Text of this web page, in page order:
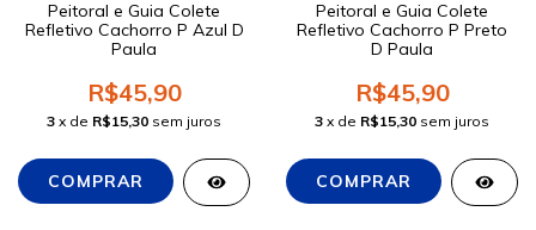
Peitoral e Guia Colete
Refletivo Cachorro P Azul D
Paula
R$45,90
3 x de R$15,30 sem juros
Peitoral e Guia Colete
Refletivo Cachorro P Preto
D Paula
R$45,90
3 x de R$15,30 sem juros